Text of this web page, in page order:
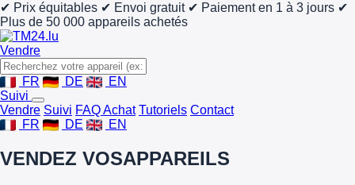
✔ Prix équitables ✔ Envoi gratuit ✔ Paiement en 1 à 3 jours ✔
Plus de 50 000 appareils achetés
Vendre
FR DE
EN
Suivi
Vendre Suivi FAQ Achat Tutoriels Contact
FR
DE EN
VENDEZ VOSAPPAREILS